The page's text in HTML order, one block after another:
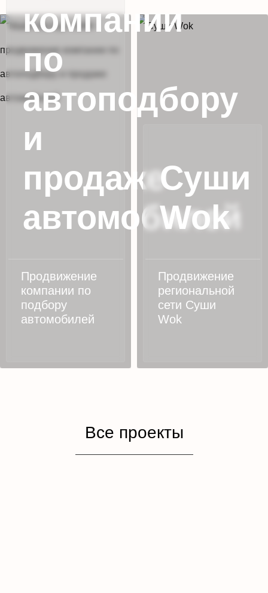
компании
по
автоподбору
и
продаже
автомобилей
Продвижение
компании по
подбору
автомобилей
Суши
Wok
Продвижение
региональной
сети Суши
Wok
Все проекты